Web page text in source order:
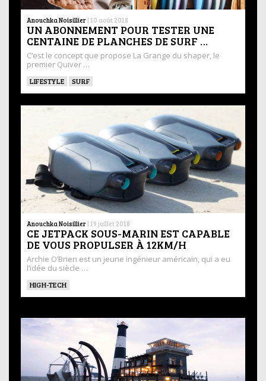
Anouchka Noisillier | 10 août 2018
UN ABONNEMENT POUR TESTER UNE
CENTAINE DE PLANCHES DE SURF …
C’est le concept que propose La Grange du shaper, le
premier Quiver …
LIFESTYLE SURF
Anouchka Noisillier | 19 juillet 2018
CE JETPACK SOUS-MARIN EST CAPABLE
DE VOUS PROPULSER À 12KM/H
Archie O’Brien est un jeune ingénieur américain, qui a eu
l’idée du siècle …
HIGH-TECH